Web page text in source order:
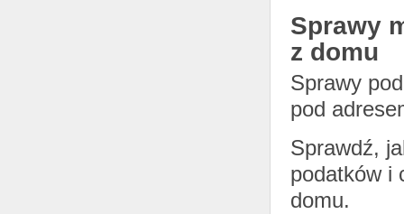
Sprawy
z domu
Sprawy
pod
Sprawdź,
podatków i
domu.